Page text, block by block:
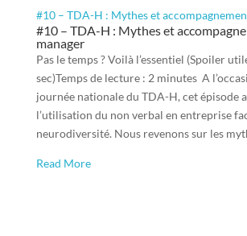
#10 – TDA-H : Mythes et
#10 – TDA-H : Mythes et
manager
Pas le temps ? Voilà l’essentiel (Spoiler
sec)Temps de lecture : 2 minutes A
journée nationale du TDA-H, cet épisode
l’utilisation du non verbal en entreprise
neurodiversité. Nous revenons sur les
Read More